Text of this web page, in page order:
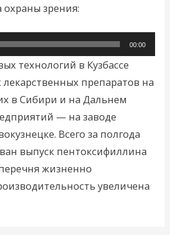
охраны зрения:
00:00
технологий в Кузбассе
препаратов на
в Сибири и на Дальнем
— на заводе
Всего за полгода
выпуск пентоксифиллина
жизненно
увеличена